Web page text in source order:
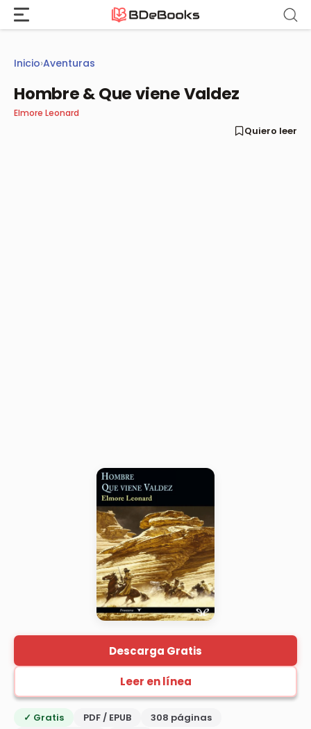
Saltar
contenido
Inicio›Aventuras
Hombre & Que viene Valdez
Elmore Leonard
Quiero leer
Descarga Gratis
Leer en línea
✓ Gratis PDF / EPUB
308 páginas